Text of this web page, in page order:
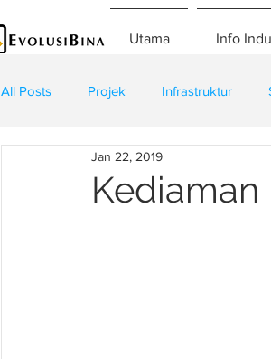
Utama Info
All Posts Projek Infrastruktur
Teknologi Kontraktor
Jan 22, 2019